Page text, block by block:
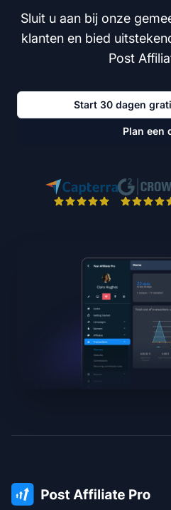
Sluit u aan bij onze
klanten en bied
Post
Start 30 dagen
Plan een